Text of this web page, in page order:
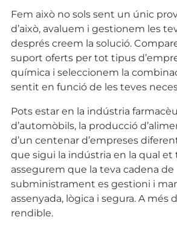
Fem això no sols sent un únic
d’això, avaluem i gestionem les
després creem la solució.
suport oferts per tot tipus
química i seleccionem la
sentit en funció de les teves
Pots estar en la indústria
d’automòbils, la producció
d’un centenar d’empreses
que sigui la indústria en la qual et
assegurem que la teva cadena de
subministrament es gestioni i
assenyada, lògica i segura. A més
rendible.